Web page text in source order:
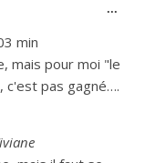
min
mais pour moi "le
c'est pas gagné….
...